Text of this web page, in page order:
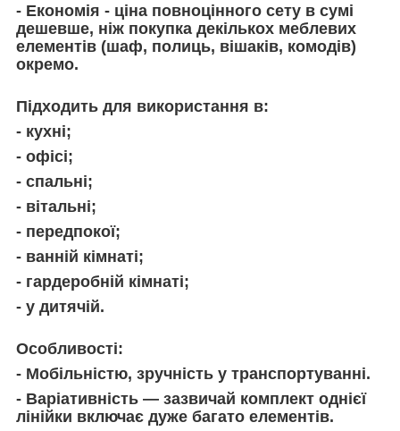
- Економія - ціна повноцінного сету в сумі
дешевше, ніж покупка декількох меблевих
елементів (шаф, полиць, вішаків, комодів)
окремо.
Підходить для використання в:
- кухні;
- офісі;
- спальні;
- вітальні;
- передпокої;
- ванній кімнаті;
- гардеробній кімнаті;
- у дитячій.
Особливості:
- Мобільністю, зручність у транспортуванні.
- Варіативність — зазвичай комплект однієї
лінійки включає дуже багато елементів.